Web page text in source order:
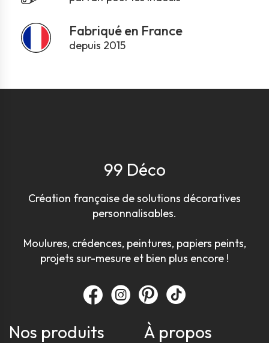
Fabriqué en France
depuis 2015
99 Déco
Création française de solutions décoratives
personnalisables.
Moulures, crédences, peintures, papiers peints,
projets sur-mesure et bien plus encore !
Nos produits À propos